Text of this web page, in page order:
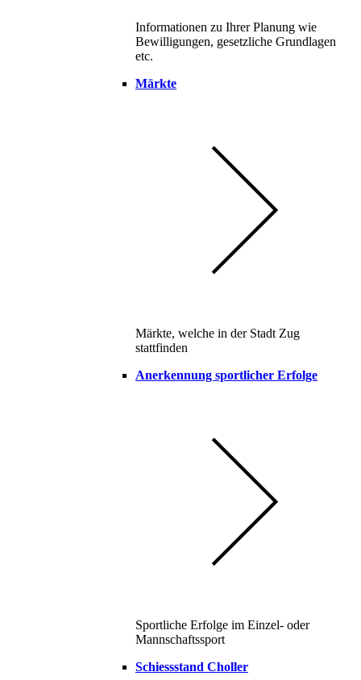
Informationen zu Ihrer Planung wie
Bewilligungen, gesetzliche Grundlagen
etc.
Märkte
Märkte, welche in der Stadt Zug
stattfinden
Anerkennung sportlicher Erfolge
Sportliche Erfolge im Einzel- oder
Mannschaftssport
Schiessstand Choller